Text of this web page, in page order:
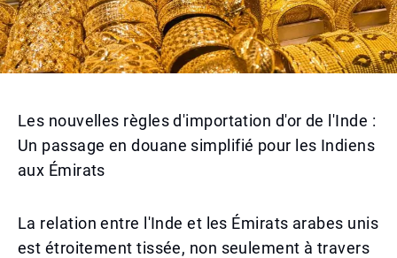
Les nouvelles règles d'importation d'or de l'Inde :
Un passage en douane simplifié pour les Indiens
aux Émirats
La relation entre l'Inde et les Émirats arabes unis
est étroitement tissée, non seulement à travers